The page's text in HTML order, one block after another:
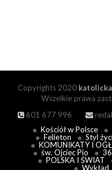
Copyrights 2020
Wszelkie prawa
601 677 996
Kościół w Polsce
Felieton
Styl
KOMUNIKATY I
św. Ojciec Pio
POLSKA I ŚWIAT
Wykład